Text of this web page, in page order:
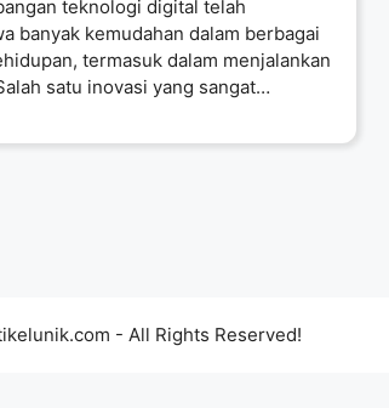
teknologi digital telah
banyak kemudahan dalam berbagai
termasuk dalam menjalankan
satu inovasi yang sangat
- All Rights Reserved!